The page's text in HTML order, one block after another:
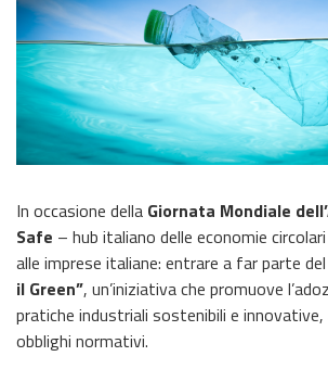
In occasione della Giornata Mondiale
Safe – hub italiano delle economie
alle imprese italiane: entrare a far parte
il Green”, un’iniziativa che promuove
pratiche industriali sostenibili e
obblighi normativi.